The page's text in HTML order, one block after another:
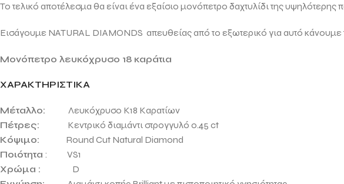
Το τελικό αποτέλεσμα θα είναι ένα εξαίσιο μονόπετρο δαχτυλίδι της
Εισάγουμε NATURAL DIAMONDS απευθείας από το εξωτερικό για αυτό
Μονόπετρο λευκόχρυσο 18 καράτια
ΧΑΡΑΚΤΗΡΙΣΤΙΚΑ
Μέταλλο: Λευκόχρυσο Κ18 Καρατίων
Πέτρες: Κεντρικό διαμάντι στρογγυλό 0.45 ct
Κόψιμο: Round Cut Natural Diamond
Ποιότητα : VS1
Χρώμα : D